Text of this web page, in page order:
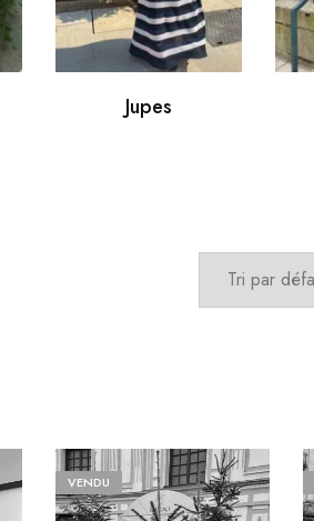
Jupes
VENDU